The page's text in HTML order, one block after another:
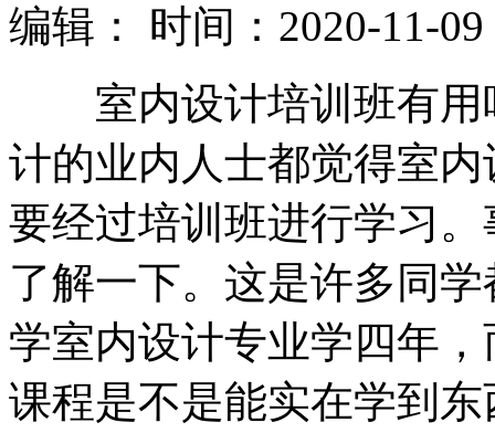
编辑：
时间：2020-11-09
室内设计培训班有用
计的业内人士都觉得室
要经过培训班进行学习
了解一下。这是许多同
学室内设计专业学四年
课程是不是能实在学到